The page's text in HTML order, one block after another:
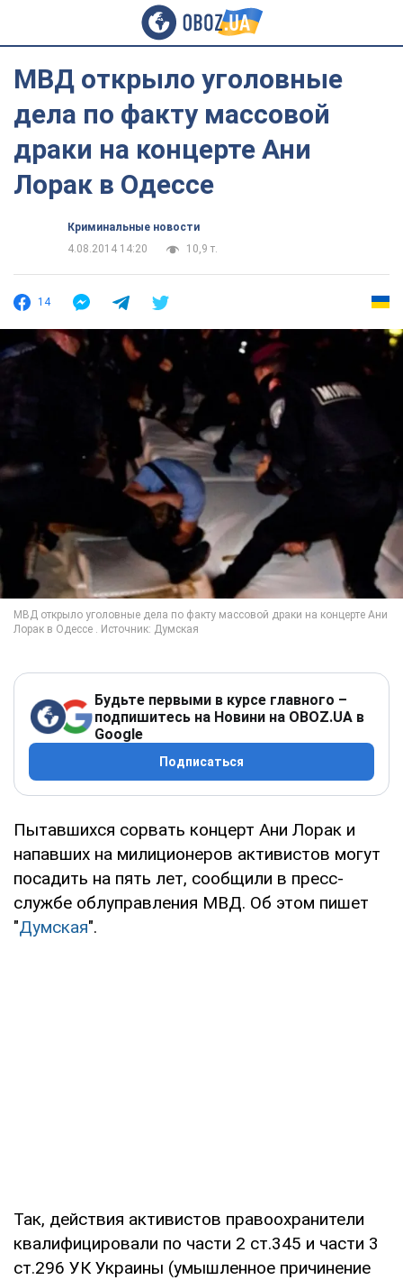
МВД открыло уголовные
дела по факту массовой
драки на концерте Ани
Лорак в Одессе
Криминальные новости
4.08.2014 14:20
10,9 т.
14
Будьте первыми в курсе главного –
подпишитесь на Новини на OBOZ.UA в
Google
Подписаться
Пытавшихся сорвать концерт Ани Лорак и
напавших на милиционеров активистов могут
посадить на пять лет, сообщили в пресс-
службе облуправления МВД. Об этом пишет
"Думская".
Так, действия активистов правоохранители
квалифицировали по части 2 ст.345 и части 3
ст.296 УК Украины (умышленное причинение